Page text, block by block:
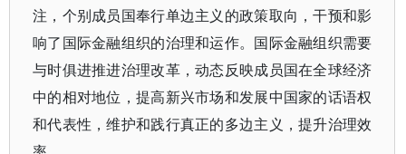
注，个别成员国奉行单边主义的政策取向，干预和影
响了国际金融组织的治理和运作。国际金融组织需要
与时俱进推进治理改革，动态反映成员国在全球经济
中的相对地位，提高新兴市场和发展中国家的话语权
和代表性，维护和践行真正的多边主义，提升治理效